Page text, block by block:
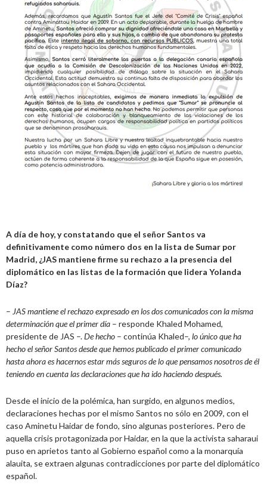
A día de hoy, y constatando que el señor Santos va
definitivamente como número dos en la lista de Sumar por
Madrid, ¿JAS mantiene firme su rechazo a la presencia del
diplomático en las listas de la formación que lidera Yolanda
Díaz?
– JAS mantiene el rechazo expresado en los dos comunicados con la misma
determinación que el primer día – responde Khaled Mohamed,
presidente de JAS –.De hecho – continúa Khaled–, lo único que ha
hecho el señor Santos desde que hemos publicado el primer comunicado
hasta ahora es hacernos estar más seguros de lo que pensamos nosotros de él
teniendo en cuenta las declaraciones que ha ido haciendo después.
Desde el inicio de la polémica, han surgido, en algunos medios,
declaraciones hechas por el mismo Santos no sólo en 2009, con el
caso Aminetu Haidar de fondo, sino algunas posteriores. Pero de
aquella crisis protagonizada por Haidar, en la que la activista saharaui
puso en aprietos tanto al Gobierno español como a la monarquía
alauita, se extraen algunas contradicciones por parte del diplomático
español.